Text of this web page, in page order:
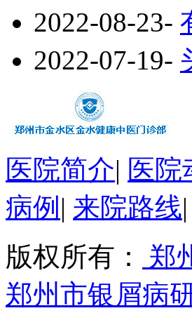
2022-08-23-
2022-07-19-
医院简介| 医院
病例 | 来院路线|
版权所有：
郑
郑州市银屑病